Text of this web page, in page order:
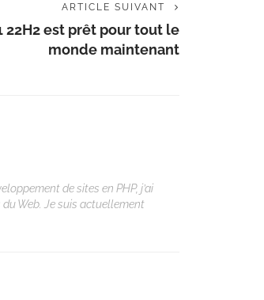
ARTICLE SUIVANT
22H2 est prêt pour tout le
monde maintenant
de sites en PHP, j’ai
Web. Je suis actuellement